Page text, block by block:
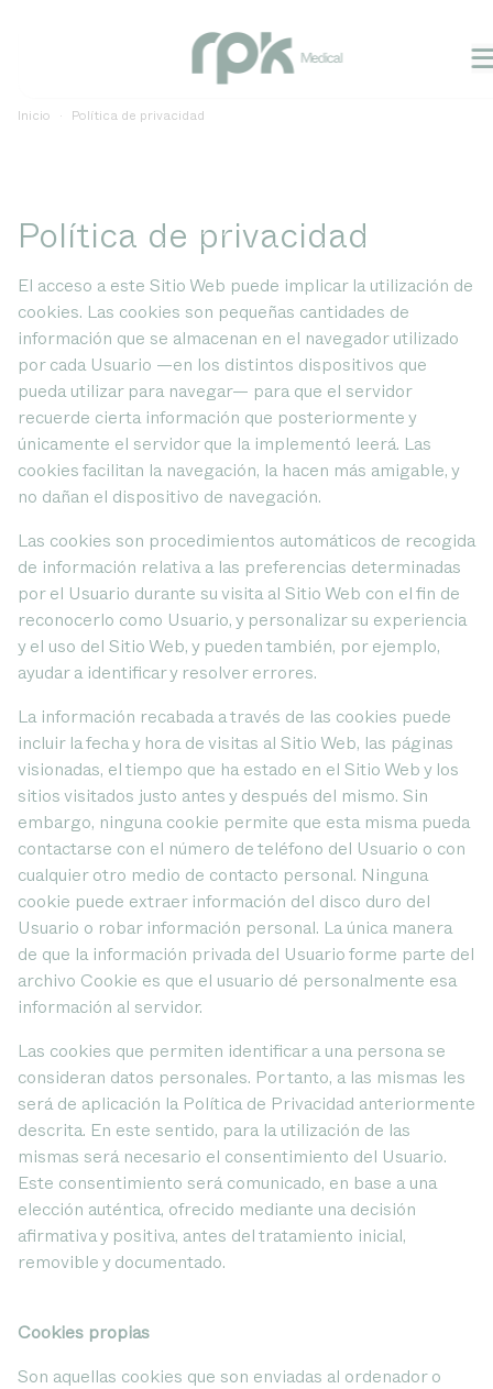
Inicio Política de privacidad
Política de privacidad
El acceso a este Sitio Web puede implicar la utilización de
cookies. Las cookies son pequeñas cantidades de
información que se almacenan en el navegador utilizado
por cada Usuario —en los distintos dispositivos que
pueda utilizar para navegar— para que el servidor
recuerde cierta información que posteriormente y
únicamente el servidor que la implementó leerá. Las
cookies facilitan la navegación, la hacen más amigable, y
no dañan el dispositivo de navegación.
Las cookies son procedimientos automáticos de recogida
de información relativa a las preferencias determinadas
por el Usuario durante su visita al Sitio Web con el fin de
reconocerlo como Usuario, y personalizar su experiencia
y el uso del Sitio Web, y pueden también, por ejemplo,
ayudar a identificar y resolver errores.
La información recabada a través de las cookies puede
incluir la fecha y hora de visitas al Sitio Web, las páginas
visionadas, el tiempo que ha estado en el Sitio Web y los
sitios visitados justo antes y después del mismo. Sin
embargo, ninguna cookie permite que esta misma pueda
contactarse con el número de teléfono del Usuario o con
cualquier otro medio de contacto personal. Ninguna
cookie puede extraer información del disco duro del
Usuario o robar información personal. La única manera
de que la información privada del Usuario forme parte del
archivo Cookie es que el usuario dé personalmente esa
información al servidor.
Las cookies que permiten identificar a una persona se
consideran datos personales. Por tanto, a las mismas les
será de aplicación la Política de Privacidad anteriormente
descrita. En este sentido, para la utilización de las
mismas será necesario el consentimiento del Usuario.
Este consentimiento será comunicado, en base a una
elección auténtica, ofrecido mediante una decisión
afirmativa y positiva, antes del tratamiento inicial,
removible y documentado.
Cookies propias
Son aquellas cookies que son enviadas al ordenador o